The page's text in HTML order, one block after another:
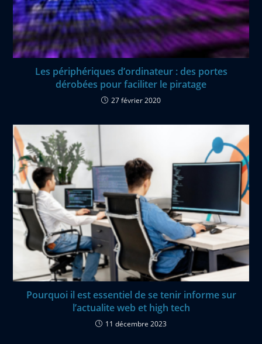
Les périphériques d’ordinateur : des portes
dérobées pour faciliter le piratage
27 février 2020
Pourquoi il est essentiel de se tenir informe sur
l’actualite web et high tech
11 décembre 2023